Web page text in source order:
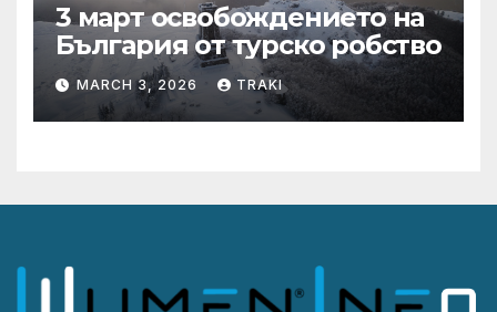
3 март освобождението на
България от турско робство
MARCH 3, 2026 TRAKI